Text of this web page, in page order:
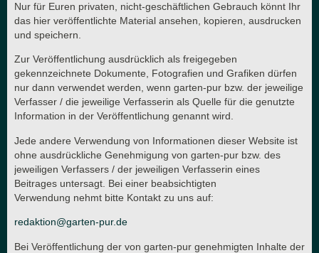
Nur für Euren privaten, nicht-geschäftlichen Gebrauch könnt Ihr
das hier veröffentlichte Material ansehen, kopieren, ausdrucken
und speichern.
Zur Veröffentlichung ausdrücklich als freigegeben
gekennzeichnete Dokumente, Fotografien und Grafiken dürfen
nur dann verwendet werden, wenn garten-pur bzw. der jeweilige
Verfasser / die jeweilige Verfasserin als Quelle für die genutzte
Information in der Veröffentlichung genannt wird.
Jede andere Verwendung von Informationen dieser Website ist
ohne ausdrückliche Genehmigung von garten-pur bzw. des
jeweiligen Verfassers / der jeweiligen Verfasserin eines
Beitrages untersagt. Bei einer beabsichtigten
Verwendung nehmt bitte Kontakt zu uns auf:
redaktion@garten-pur.de
Bei Veröffentlichung der von garten-pur genehmigten Inhalte der